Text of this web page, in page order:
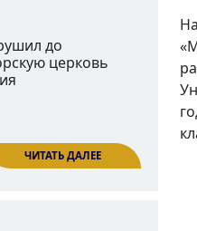
ЧИТАТЬ ДАЛЕЕ